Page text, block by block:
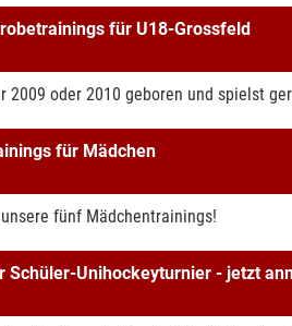
für U18-Grossfeld
2009 oder 2010 geboren und spielst
für Mädchen
fünf Mädchentrainings!
Schüler-Unihockeyturnier - jetzt